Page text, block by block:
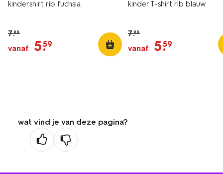
kindershirt rib fuchsia
7.99
vanaf 5.
59
kinder T-shirt rib blauw
7.99
vanaf 5.
59
wat vind je van deze pagina?